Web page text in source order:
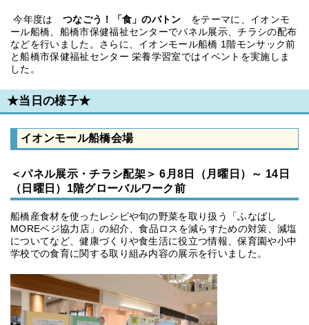
今年度は つなごう！「食」のバトン をテーマに、イオンモ
ール船橋、船橋市保健福祉センターでパネル展示、チラシの配布
などを行いました。さらに、イオンモール船橋 1階モンサック前
と船橋市保健福祉センター 栄養学習室ではイベントを実施しま
した。
★当日の様子★
イオンモール船橋会場
＜パネル展示・チラシ配架＞ 6 月8日（月曜日）～ 14日
（日曜日）1階グローバルワーク前
船橋産食材を使ったレシピや旬の野菜を取り扱う「ふなばし
MOREベジ協力店」の紹介、食品ロスを減らすための対策、減塩
についてなど、健康づくりや食生活に役立つ情報、保育園や小中
学校での食育に関する取り組み内容の展示を行いました。